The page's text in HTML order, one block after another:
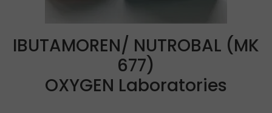
IBUTAMOREN/ NUTROBAL (MK
677)
OXYGEN Laboratories